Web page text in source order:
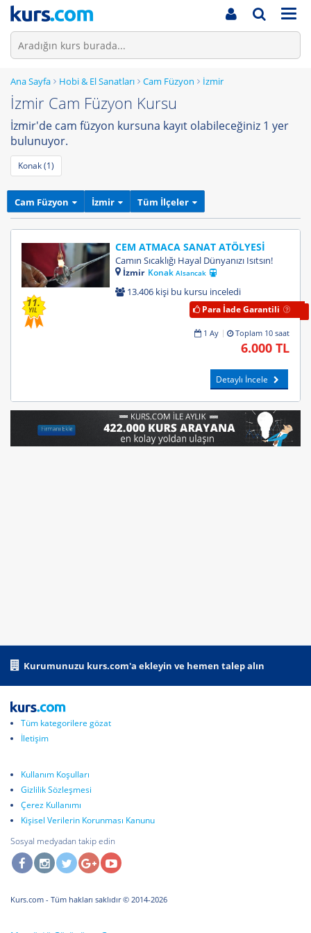
Ana Sayfa Hobi & El Sanatları Cam Füzyon İzmir
İzmir Cam Füzyon Kursu
İzmir'de cam füzyon kursuna kayıt olabileceğiniz 1 yer
bulunuyor.
Konak (1)
Cam Füzyon İzmir Tüm İlçeler
11.
YIL
CEM ATMACA SANAT ATÖLYESİ
Camın Sıcaklığı Hayal Dünyanızı Isıtsın!
İzmir KonakAlsancak
13.406 kişi bu kursu inceledi
Para İade Garantili
1 Ay Toplam 10 saat
6.000 TL
Detaylı İncele
Kurumunuzu kurs.com'a ekleyin ve hemen talep alın
Tüm kategorilere gözat
İletişim
Kullanım Koşulları
Gizlilik Sözleşmesi
Çerez Kullanımı
Kişisel Verilerin Korunması Kanunu
Sosyal medyadan takip edin
Kurs.com - Tüm hakları saklıdır © 2014-2026